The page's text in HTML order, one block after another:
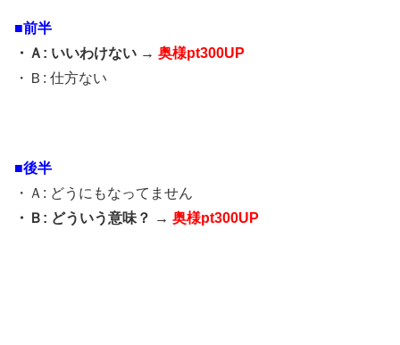
■前半
・Ａ: いいわけない → 奥様pt300UP
・Ｂ: 仕方ない
■後半
・Ａ: どうにもなってません
・Ｂ: どういう意味？ → 奥様pt300UP